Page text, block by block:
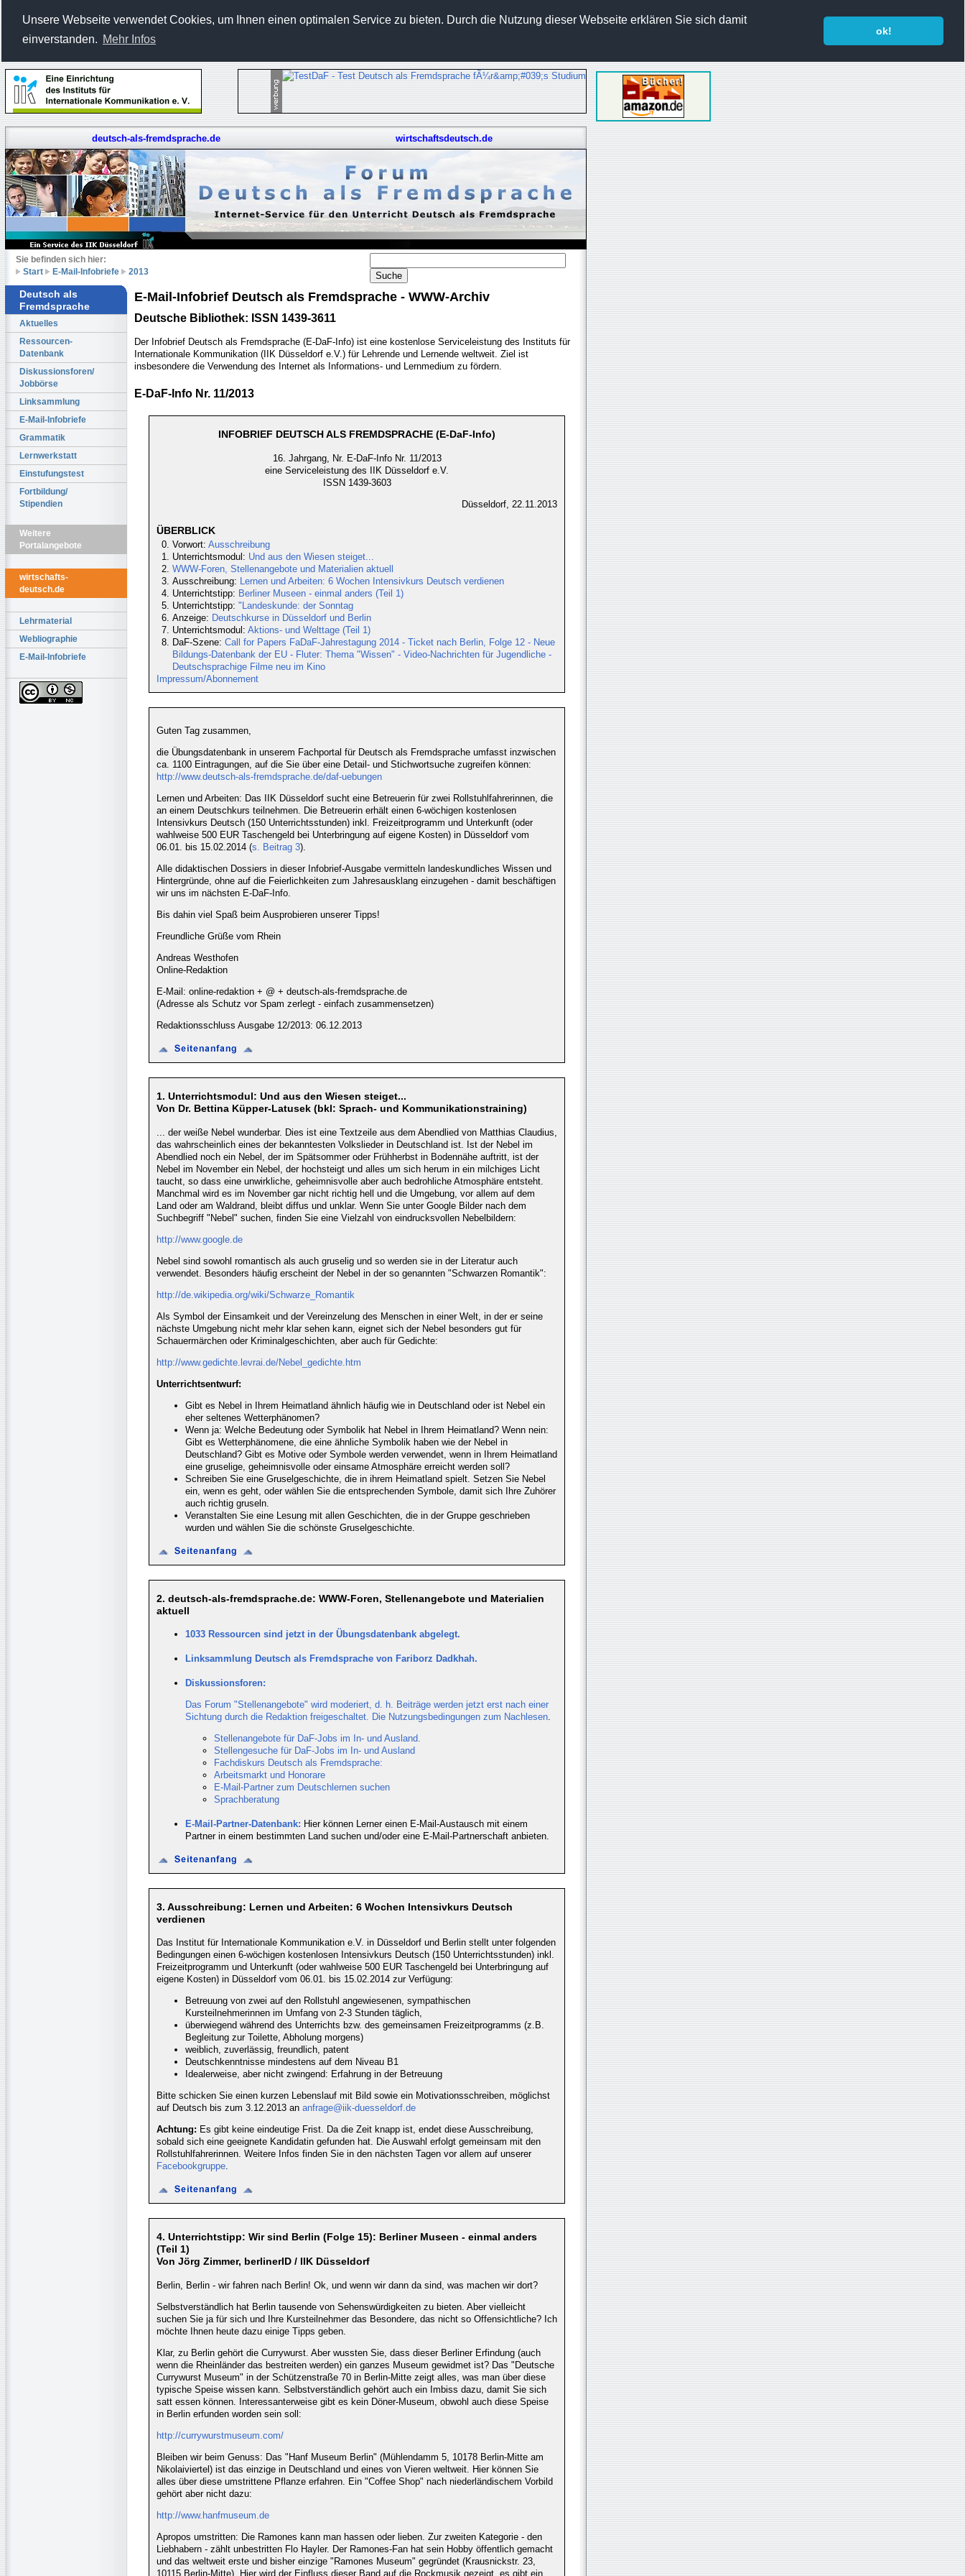
Unsere Webseite verwendet Cookies, um Ihnen einen optimalen Service zu bieten. Durch die Nutzung dieser Webseite erklären Sie sich damit
einverstanden. Mehr Infos
ok!
deutsch-als-fremdsprache.de wirtschaftsdeutsch.de
Sie befinden sich hier:
Start
E-Mail-Infobriefe 2013
Deutsch als
Fremdsprache
Aktuelles
Ressourcen-
Datenbank
Diskussionsforen/
Jobbörse
Linksammlung
E-Mail-Infobriefe
Grammatik
Lernwerkstatt
Einstufungstest
Fortbildung/
Stipendien
Weitere
Portalangebote
wirtschafts-
deutsch.de
Lehrmaterial
Webliographie
E-Mail-Infobriefe
E-Mail-Infobrief Deutsch als Fremdsprache - WWW-Archiv
Deutsche Bibliothek: ISSN 1439-3611
Der Infobrief Deutsch als Fremdsprache (E-DaF-Info) ist eine kostenlose Serviceleistung des Instituts für
Internationale Kommunikation (IIK Düsseldorf e.V.) für Lehrende und Lernende weltweit. Ziel ist
insbesondere die Verwendung des Internet als Informations- und Lernmedium zu fördern.
E-DaF-Info Nr. 11/2013
INFOBRIEF DEUTSCH ALS FREMDSPRACHE (E-DaF-Info)
16. Jahrgang, Nr. E-DaF-Info Nr. 11/2013
eine Serviceleistung des IIK Düsseldorf e.V.
ISSN 1439-3603
Düsseldorf, 22.11.2013
ÜBERBLICK
Vorwort: Ausschreibung
Unterrichtsmodul: Und aus den Wiesen steiget...
WWW-Foren, Stellenangebote und Materialien aktuell
Ausschreibung: Lernen und Arbeiten: 6 Wochen Intensivkurs Deutsch verdienen
Unterrichtstipp: Berliner Museen - einmal anders (Teil 1)
Unterrichtstipp: "Landeskunde: der Sonntag
Anzeige: Deutschkurse in Düsseldorf und Berlin
Unterrichtsmodul: Aktions- und Welttage (Teil 1)
DaF-Szene: Call for Papers FaDaF-Jahrestagung 2014 - Ticket nach Berlin, Folge 12 - Neue
Bildungs-Datenbank der EU - Fluter: Thema "Wissen" - Video-Nachrichten für Jugendliche -
Deutschsprachige Filme neu im Kino
Impressum/Abonnement
Guten Tag zusammen,
die Übungsdatenbank in unserem Fachportal für Deutsch als Fremdsprache umfasst inzwischen
ca. 1100 Eintragungen, auf die Sie über eine Detail- und Stichwortsuche zugreifen können:
http://www.deutsch-als-fremdsprache.de/daf-uebungen
Lernen und Arbeiten: Das IIK Düsseldorf sucht eine Betreuerin für zwei Rollstuhlfahrerinnen, die
an einem Deutschkurs teilnehmen. Die Betreuerin erhält einen 6-wöchigen kostenlosen
Intensivkurs Deutsch (150 Unterrichtsstunden) inkl. Freizeitprogramm und Unterkunft (oder
wahlweise 500 EUR Taschengeld bei Unterbringung auf eigene Kosten) in Düsseldorf vom
06.01. bis 15.02.2014 (s. Beitrag 3).
Alle didaktischen Dossiers in dieser Infobrief-Ausgabe vermitteln landeskundliches Wissen und
Hintergründe, ohne auf die Feierlichkeiten zum Jahresausklang einzugehen - damit beschäftigen
wir uns im nächsten E-DaF-Info.
Bis dahin viel Spaß beim Ausprobieren unserer Tipps!
Freundliche Grüße vom Rhein
Andreas Westhofen
Online-Redaktion
E-Mail: online-redaktion + @ + deutsch-als-fremdsprache.de
(Adresse als Schutz vor Spam zerlegt - einfach zusammensetzen)
Redaktionsschluss Ausgabe 12/2013: 06.12.2013
1. Unterrichtsmodul: Und aus den Wiesen steiget...
Von Dr. Bettina Küpper-Latusek (bkl: Sprach- und Kommunikationstraining)
... der weiße Nebel wunderbar. Dies ist eine Textzeile aus dem Abendlied von Matthias Claudius,
das wahrscheinlich eines der bekanntesten Volkslieder in Deutschland ist. Ist der Nebel im
Abendlied noch ein Nebel, der im Spätsommer oder Frühherbst in Bodennähe auftritt, ist der
Nebel im November ein Nebel, der hochsteigt und alles um sich herum in ein milchiges Licht
taucht, so dass eine unwirkliche, geheimnisvolle aber auch bedrohliche Atmosphäre entsteht.
Manchmal wird es im November gar nicht richtig hell und die Umgebung, vor allem auf dem
Land oder am Waldrand, bleibt diffus und unklar. Wenn Sie unter Google Bilder nach dem
Suchbegriff "Nebel" suchen, finden Sie eine Vielzahl von eindrucksvollen Nebelbildern:
http://www.google.de
Nebel sind sowohl romantisch als auch gruselig und so werden sie in der Literatur auch
verwendet. Besonders häufig erscheint der Nebel in der so genannten "Schwarzen Romantik":
http://de.wikipedia.org/wiki/Schwarze_Romantik
Als Symbol der Einsamkeit und der Vereinzelung des Menschen in einer Welt, in der er seine
nächste Umgebung nicht mehr klar sehen kann, eignet sich der Nebel besonders gut für
Schauermärchen oder Kriminalgeschichten, aber auch für Gedichte:
http://www.gedichte.levrai.de/Nebel_gedichte.htm
Unterrichtsentwurf:
Gibt es Nebel in Ihrem Heimatland ähnlich häufig wie in Deutschland oder ist Nebel ein
eher seltenes Wetterphänomen?
Wenn ja: Welche Bedeutung oder Symbolik hat Nebel in Ihrem Heimatland? Wenn nein:
Gibt es Wetterphänomene, die eine ähnliche Symbolik haben wie der Nebel in
Deutschland? Gibt es Motive oder Symbole werden verwendet, wenn in Ihrem Heimatland
eine gruselige, geheimnisvolle oder einsame Atmosphäre erreicht werden soll?
Schreiben Sie eine Gruselgeschichte, die in ihrem Heimatland spielt. Setzen Sie Nebel
ein, wenn es geht, oder wählen Sie die entsprechenden Symbole, damit sich Ihre Zuhörer
auch richtig gruseln.
Veranstalten Sie eine Lesung mit allen Geschichten, die in der Gruppe geschrieben
wurden und wählen Sie die schönste Gruselgeschichte.
2. deutsch-als-fremdsprache.de: WWW-Foren, Stellenangebote und Materialien
aktuell
1033 Ressourcen sind jetzt in der Übungsdatenbank abgelegt.
Linksammlung Deutsch als Fremdsprache von Fariborz Dadkhah.
Diskussionsforen:
Das Forum "Stellenangebote" wird moderiert, d. h. Beiträge werden jetzt erst nach einer
Sichtung durch die Redaktion freigeschaltet. Die Nutzungsbedingungen zum Nachlesen
Stellenangebote für DaF-Jobs im In- und Ausland.
Stellengesuche für DaF-Jobs im In- und Ausland
Fachdiskurs Deutsch als Fremdsprache:
Arbeitsmarkt und Honorare
E-Mail-Partner zum Deutschlernen suchen
Sprachberatung
E-Mail-Partner-Datenbank: Hier können Lerner einen E-Mail-Austausch mit einem
Partner in einem bestimmten Land suchen und/oder eine E-Mail-Partnerschaft anbieten.
3. Ausschreibung: Lernen und Arbeiten: 6 Wochen Intensivkurs Deutsch
verdienen
Das Institut für Internationale Kommunikation e.V. in Düsseldorf und Berlin stellt unter folgenden
Bedingungen einen 6-wöchigen kostenlosen Intensivkurs Deutsch (150 Unterrichtsstunden) inkl.
Freizeitprogramm und Unterkunft (oder wahlweise 500 EUR Taschengeld bei Unterbringung auf
eigene Kosten) in Düsseldorf vom 06.01. bis 15.02.2014 zur Verfügung:
Betreuung von zwei auf den Rollstuhl angewiesenen, sympathischen
Kursteilnehmerinnen im Umfang von 2-3 Stunden täglich,
überwiegend während des Unterrichts bzw. des gemeinsamen Freizeitprogramms (z.B.
Begleitung zur Toilette, Abholung morgens)
weiblich, zuverlässig, freundlich, patent
Deutschkenntnisse mindestens auf dem Niveau B1
Idealerweise, aber nicht zwingend: Erfahrung in der Betreuung
Bitte schicken Sie einen kurzen Lebenslauf mit Bild sowie ein Motivationsschreiben, möglichst
auf Deutsch bis zum 3.12.2013 an anfrage@iik-duesseldorf.de
Achtung: Es gibt keine eindeutige Frist. Da die Zeit knapp ist, endet diese Ausschreibung,
sobald sich eine geeignete Kandidatin gefunden hat. Die Auswahl erfolgt gemeinsam mit den
Rollstuhlfahrerinnen. Weitere Infos finden Sie in den nächsten Tagen vor allem auf unserer
Facebookgruppe.
4. Unterrichtstipp: Wir sind Berlin (Folge 15): Berliner Museen - einmal anders
(Teil 1)
Von Jörg Zimmer, berlinerID / IIK Düsseldorf
Berlin, Berlin - wir fahren nach Berlin! Ok, und wenn wir dann da sind, was machen wir dort?
Selbstverständlich hat Berlin tausende von Sehenswürdigkeiten zu bieten. Aber vielleicht
suchen Sie ja für sich und Ihre Kursteilnehmer das Besondere, das nicht so Offensichtliche? Ich
möchte Ihnen heute dazu einige Tipps geben.
Klar, zu Berlin gehört die Currywurst. Aber wussten Sie, dass dieser Berliner Erfindung (auch
wenn die Rheinländer das bestreiten werden) ein ganzes Museum gewidmet ist? Das "Deutsche
Currywurst Museum" in der Schützenstraße 70 in Berlin-Mitte zeigt alles, was man über diese
typische Speise wissen kann. Selbstverständlich gehört auch ein Imbiss dazu, damit Sie sich
satt essen können. Interessanterweise gibt es kein Döner-Museum, obwohl auch diese Speise
in Berlin erfunden worden sein soll:
http://currywurstmuseum.com/
Bleiben wir beim Genuss: Das "Hanf Museum Berlin" (Mühlendamm 5, 10178 Berlin-Mitte am
Nikolaiviertel) ist das einzige in Deutschland und eines von Vieren weltweit. Hier können Sie
alles über diese umstrittene Pflanze erfahren. Ein "Coffee Shop" nach niederländischem Vorbild
gehört aber nicht dazu:
http://www.hanfmuseum.de
Apropos umstritten: Die Ramones kann man hassen oder lieben. Zur zweiten Kategorie - den
Liebhabern - zählt unbestritten Flo Hayler. Der Ramones-Fan hat sein Hobby öffentlich gemacht
und das weltweit erste und bisher einzige "Ramones Museum" gegründet (Krausnickstr. 23,
10115 Berlin-Mitte). Hier wird der Einfluss dieser Band auf die Rockmusik gezeigt, es gibt ein